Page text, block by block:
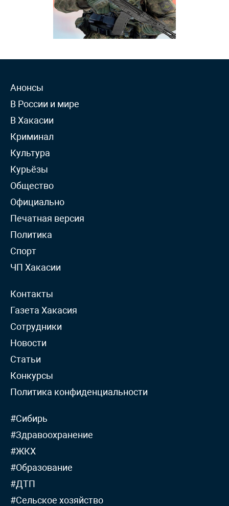
Анонсы
В России и мире
В Хакасии
Криминал
Культура
Курьёзы
Общество
Официально
Печатная версия
Политика
Спорт
ЧП Хакасии
Контакты
Газета Хакасия
Сотрудники
Новости
Статьи
Конкурсы
Политика конфиденциальности
#Сибирь
#Здравоохранение
#ЖКХ
#Образование
#ДТП
#Сельское хозяйство